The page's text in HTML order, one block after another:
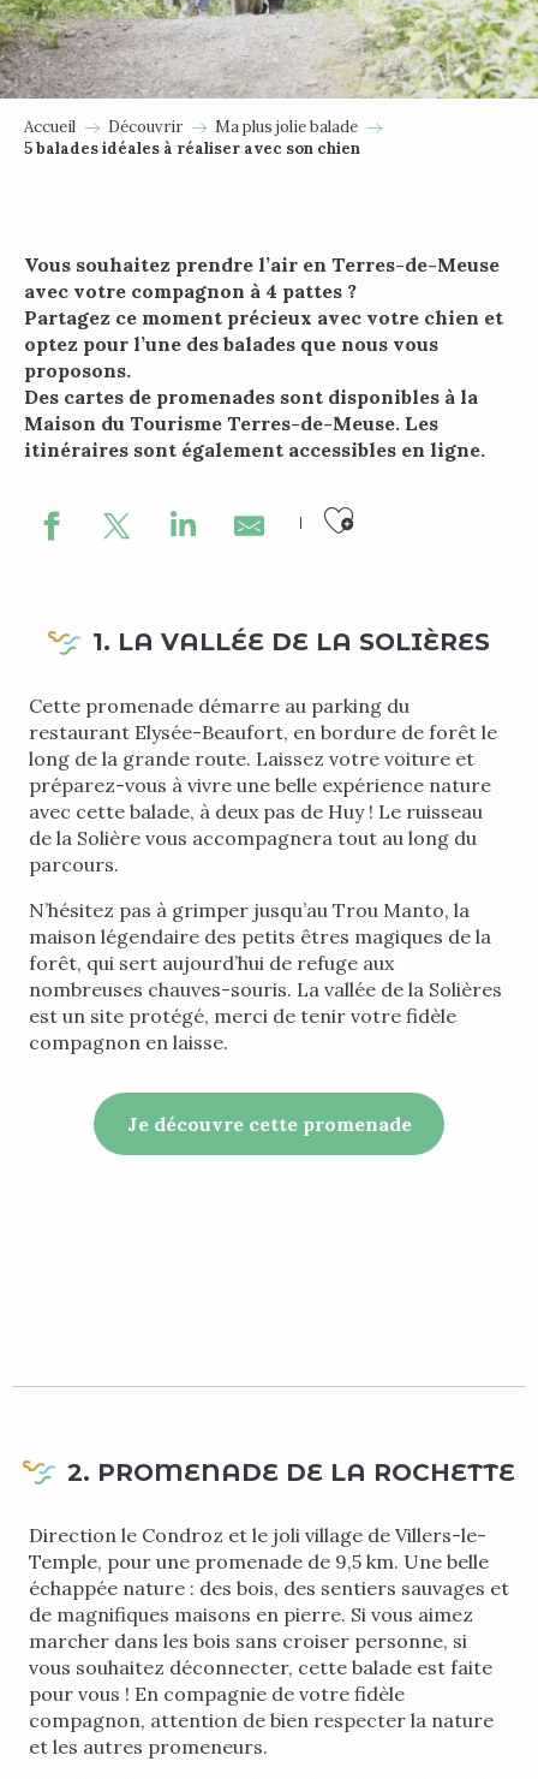
Accueil Découvrir
Ma plus jolie balade
5 balades idéales à réaliser avec son chien
Vous souhaitez prendre l’air en Terres-de-Meuse
avec votre compagnon à 4 pattes ?
Partagez ce moment précieux avec votre chien et
optez pour l’une des balades que nous vous
proposons.
Des cartes de promenades sont disponibles à la
Maison du Tourisme Terres-de-Meuse. Les
itinéraires sont également accessibles en ligne.
Ajouter
1. LA VALLÉE DE LA SOLIÈRES
Cette promenade démarre au parking du
restaurant Elysée-Beaufort, en bordure de forêt le
long de la grande route. Laissez votre voiture et
préparez-vous à vivre une belle expérience nature
avec cette balade, à deux pas de Huy ! Le ruisseau
de la Solière vous accompagnera tout au long du
parcours.
N’hésitez pas à grimper jusqu’au Trou Manto, la
maison légendaire des petits êtres magiques de la
forêt, qui sert aujourd’hui de refuge aux
nombreuses chauves-souris. La vallée de la Solières
est un site protégé, merci de tenir votre fidèle
compagnon en laisse.
Je découvre cette promenade
2. PROMENADE DE LA ROCHETTE
Direction le Condroz et le joli village de Villers-le-
Temple, pour une promenade de 9,5 km. Une belle
échappée nature : des bois, des sentiers sauvages et
de magnifiques maisons en pierre. Si vous aimez
marcher dans les bois sans croiser personne, si
vous souhaitez déconnecter, cette balade est faite
pour vous ! En compagnie de votre fidèle
compagnon, attention de bien respecter la nature
et les autres promeneurs.